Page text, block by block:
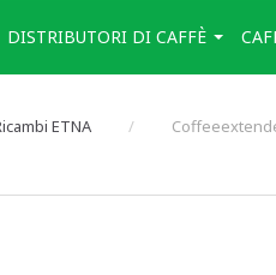
DISTRIBUTORI DI CAFFÈ
ETNA